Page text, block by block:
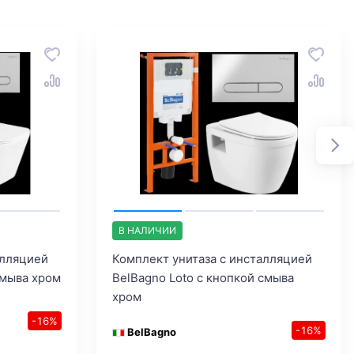
хром
-16%
В НАЛИЧИИ
Комплект унитаза с инсталляцией
BelBagno Loto с кнопкой смыва
хром
BelBagno -16%